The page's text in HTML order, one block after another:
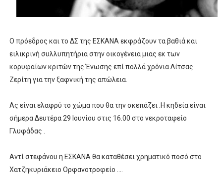
Play off B εφήβων Β φάση Στο f4 ΑΕ Ρέντη, Πέρα , Ερμής
Ο πρόεδρος και το ΔΣ της ΕΣΚΑΝΑ εκφράζουν τα βαθιά και
ειλικρινή συλλυπητήρια στην οικογένεια μιας εκ των
κορυφαίων κριτών της Ένωσης επί πολλά χρόνια Λίτσας
Ζερίτη για την ξαφνική της απώλεια.
Ας είναι ελαφρύ το χώμα που θα την σκεπάζει .Η κηδεία είναι
σήμερα Δευτέρα 29 Ιουνίου στις 16.00 στο νεκροταφείο
Γλυφάδας .
Αντί στεφάνου η ΕΣΚΑΝΑ θα καταθέσει χρηματικό ποσό στο
Χατζηκυριάκειο Ορφανοτροφείο ....